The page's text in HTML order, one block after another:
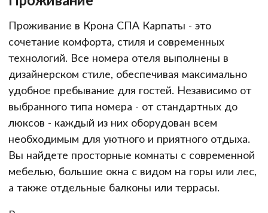
Проживание в Крона СПА Карпаты - это
сочетание комфорта, стиля и современных
технологий. Все номера отеля выполнены в
дизайнерском стиле, обеспечивая максимально
удобное пребывание для гостей. Независимо от
выбранного типа номера - от стандартных до
люксов - каждый из них оборудован всем
необходимым для уютного и приятного отдыха.
Вы найдете просторные комнаты с современной
мебелью, большие окна с видом на горы или лес,
а также отдельные балконы или террасы.